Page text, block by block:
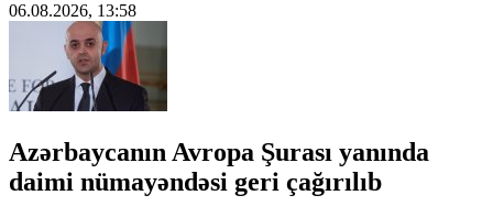
06.08.2026, 13:58
Azərbaycanın Avropa Şurası yanında
daimi nümayəndəsi geri çağırılıb